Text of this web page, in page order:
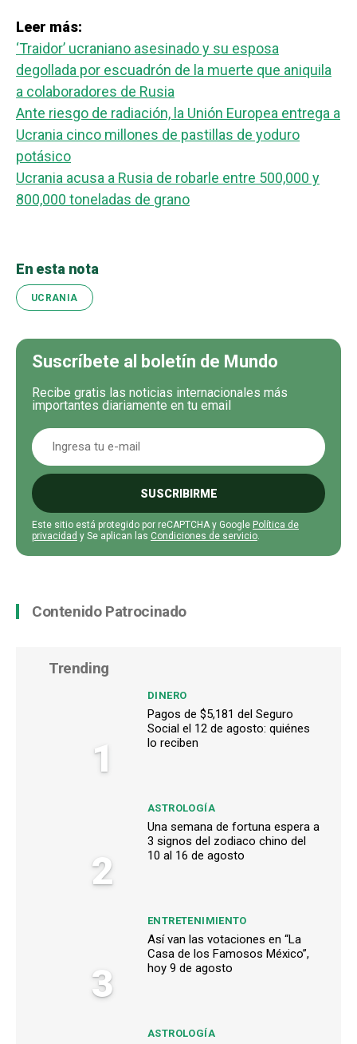
Leer más:
‘Traidor’ ucraniano asesinado y su esposa
degollada por escuadrón de la muerte que aniquila
a colaboradores de Rusia
Ante riesgo de radiación, la Unión Europea entrega a
Ucrania cinco millones de pastillas de yoduro
potásico
Ucrania acusa a Rusia de robarle entre 500,000 y
800,000 toneladas de grano
En esta nota
UCRANIA
Suscríbete al boletín de Mundo
Recibe gratis las noticias internacionales más
importantes diariamente en tu email
SUSCRIBIRME
Este sitio está protegido por reCAPTCHA y Google Política de
privacidad y Se aplican las Condiciones de servicio.
Contenido Patrocinado
Trending
1
DINERO
Pagos de $5,181 del Seguro
Social el 12 de agosto: quiénes
lo reciben
2
ASTROLOGÍA
Una semana de fortuna espera a
3 signos del zodiaco chino del
10 al 16 de agosto
3
ENTRETENIMIENTO
Así van las votaciones en “La
Casa de los Famosos México”,
hoy 9 de agosto
ASTROLOGÍA